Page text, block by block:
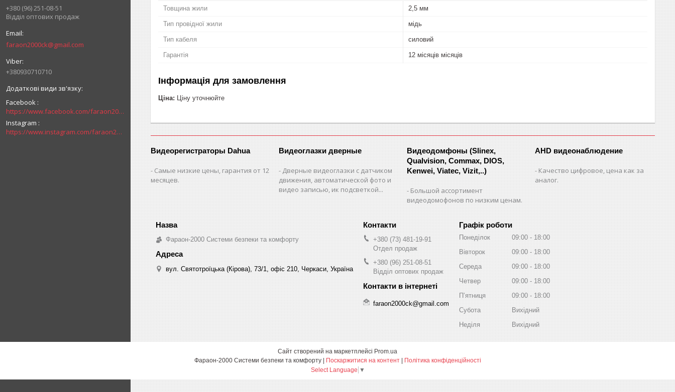
+380 (96) 251-08-51
Відділ оптових продаж
faraon2000ck@gmail.com
+380930710710
Facebook
https://www.facebook.com/faraon2000ck/
Instagram
https://www.instagram.com/faraon2000com/
Товщина жили 2,5 мм
Тип провідної жили мідь
Тип кабеля силовий
Гарантія 12 місяців місяців
Інформація для замовлення
Ціна: Ціну уточнюйте
Видеорегистраторы Dahua
Самые низкие цены, гарантия от 12
месяцев.
Видеоглазки дверные
Дверные видеоглазки с датчиком
движения, автоматической фото и
видео записью, ик подсветкой...
Видеодомфоны (Slinex,
Qualvision, Commax, DIOS,
Kenwei, Viatec, Vizit,..)
Большой ассортимент
видеодомофонов по низким ценам.
AHD видеонаблюдение
Качество цифровое, цена как за
аналог.
Фараон-2000 Системи безпеки та комфорту
вул. Святотроїцька (Кірова), 73/1, офіс 210, Черкаси, Україна
+380 (73) 481-19-91
Отдел продаж
+380 (96) 251-08-51
Відділ оптових продаж
faraon2000ck@gmail.com
Графік роботи
Понеділок 09:00
18:00
Вівторок
09:00
18:00
Середа
09:00
18:00
Четвер
09:00
18:00
Пʼятниця
09:00
18:00
Субота
Вихідний
Неділя
Вихідний
Сайт створений на маркетплейсі Prom.ua
Поскаржитися на контент
Політика конфіденційності
Select Language ▼